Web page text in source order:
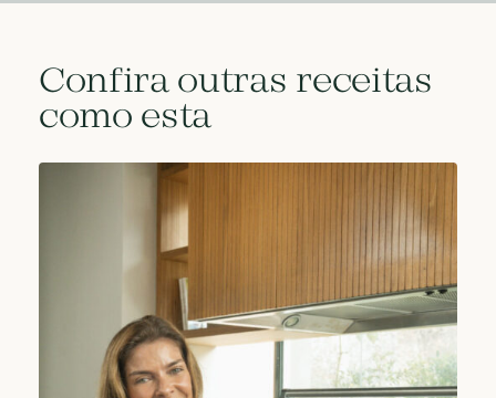
Confira outras receitas
como esta